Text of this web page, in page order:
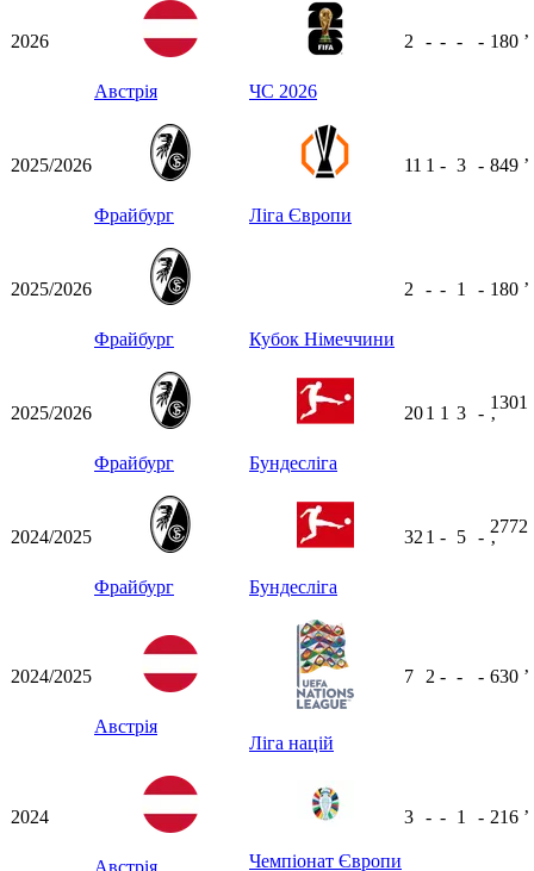
2026
Австрія ЧС 2026
2 - - - - 180 ʼ
2025/2026
Фрайбург Ліга Європи
11 1 - 3 - 849 ʼ
2025/2026
Фрайбург Кубок Німеччини
2 - - 1 - 180 ʼ
2025/2026
Фрайбург Бундесліга
201 1 3 -
1301
ʼ
2024/2025
Фрайбург Бундесліга
32 1 - 5 -
2772
ʼ
2024/2025
Австрія
Ліга націй
7 2 - - - 630 ʼ
2024
Австрія Чемпіонат Європи
3 - - 1 - 216 ʼ